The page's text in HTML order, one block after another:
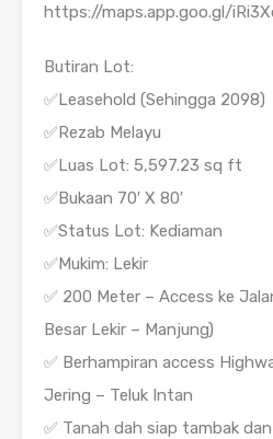
https://maps.app.goo.gl/
Butiran Lot:
✅Leasehold (Sehingga 2098)
✅Rezab Melayu
✅Luas Lot: 5,597.23 sq ft
✅Bukaan 70′ X 80′
✅Status Lot: Kediaman
✅Mukim: Lekir
✅ 200 Meter – Access ke
Besar Lekir – Manjung)
✅ Berhampiran access
Jering – Teluk Intan
✅ Tanah dah siap tambak